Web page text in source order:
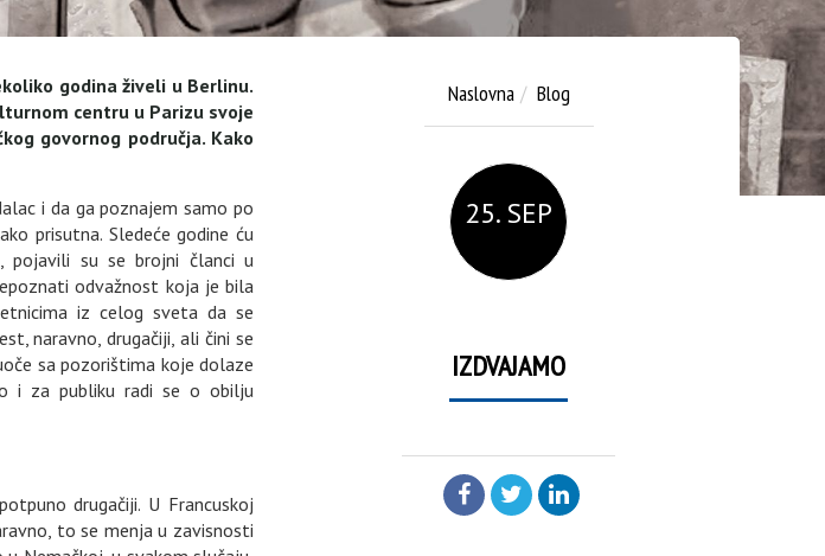
godina živeli u Berlinu.
centru u Parizu svoje
govornog područja. Kako
i da ga poznajem samo po
prisutna. Sledeće godine ću
pojavili su se brojni članci u
odvažnost koja je bila
iz celog sveta da se
naravno, drugačiji, ali čini se
sa pozorištima koje dolaze
i za publiku radi se o obilju
drugačiji. U Francuskoj
to se menja u zavisnosti
Naslovna Blog
25. SEP
IZDVAJAMO
PODELI: